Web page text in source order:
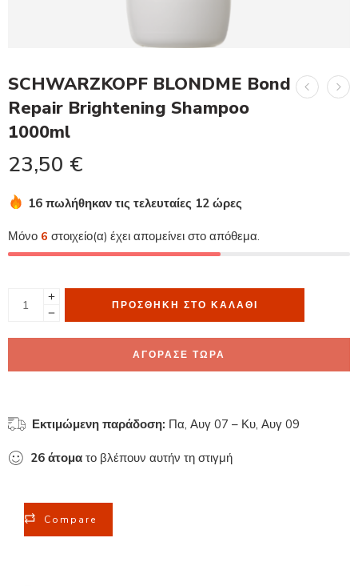
SCHWARZKOPF BLONDME Bond
Repair Brightening Shampoo
1000ml
23,50 €
16 πωλήθηκαν τις τελευταίες 12 ώρες
Μόνο 6 στοιχείο(α) έχει απομείνει στο απόθεμα.
ΠΡΟΣΘΉΚΗ ΣΤΟ ΚΑΛΆΘΙ
ΑΓΟΡΑΣΕ ΤΩΡΑ
Εκτιμώμενη παράδοση: Πα, Αυγ 07 – Κυ, Αυγ 09
26 άτομα το βλέπουν αυτήν τη στιγμή
Compare